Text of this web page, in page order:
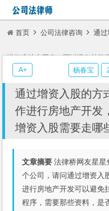
首页 公司法律咨询 通过
进行房地产开发，可以避免挂牌
通过增资入股的方
作进行房地产开发
增资入股需要走哪
文章摘要 法律桥网友星星
个公司，请问通过增资入
进行房地产开发可以避免
程序，需要那些资料，是
杨春宝
A+